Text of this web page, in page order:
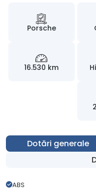
Porsche
16.530 km
Dotări generale
ABS